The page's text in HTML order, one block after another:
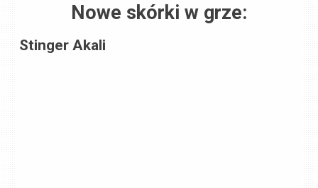
Nowe skórki w grze:
Stinger Akali